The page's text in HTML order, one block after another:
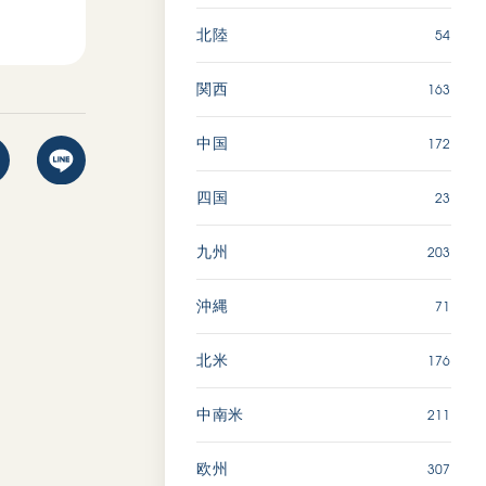
北陸 54
関西 163
中国 172
四国 23
九州 203
沖縄 71
北米 176
中南米 211
欧州 307